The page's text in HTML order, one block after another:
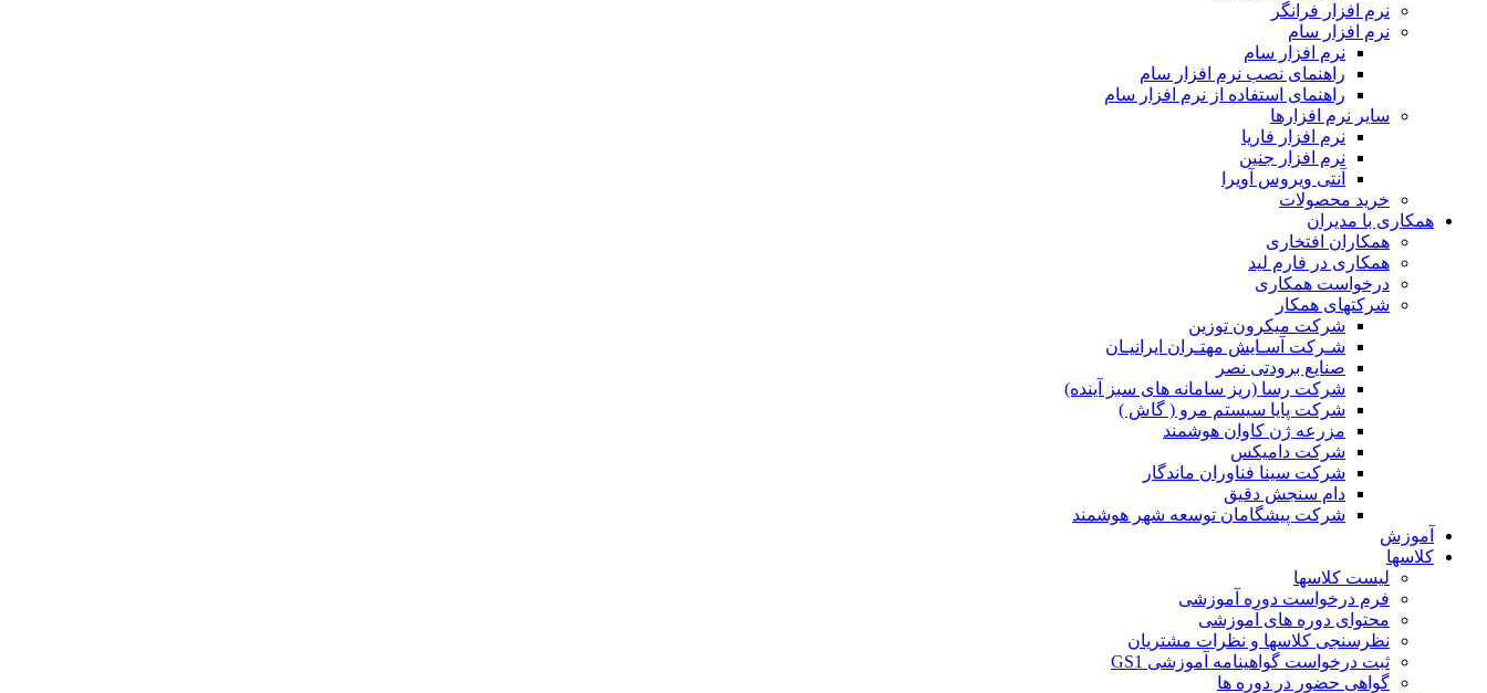
نرم افزار فرانگر
نرم افزار سام
نرم افزار سام
راهنمای نصب نرم افزار سام
راهنمای استفاده از نرم افزار سام
سایر نرم افزارها
نرم افزار فاریا
نرم افزار جنین
آنتی ویروس آویرا
خرید محصولات
همکاری با مدیران
همکاران افتخاری
همکاری در فارم لید
درخواست همکاری
شرکتهای همکار
شرکت میکرون توزین
شـرکت آسـایش مهتـران ایرانیـان
صنایع برودتی نصر
شرکت رسا (ریز سامانه های سبز آینده)
شرکت پایا سیستم مرو ( گاش )
مزرعه ژن کاوان هوشمند
شرکت دامیکس
شرکت سینا فناوران ماندگار
دام سنجش دقیق
شرکت پیشگامان توسعه شهر هوشمند
آموزش
کلاسها
لیست کلاسها
فرم درخواست دوره آموزشی
محتوای دوره های آموزشی
نظرسنجی کلاسها و نظرات مشتریان
ثبت درخواست گواهینامه آموزشی GS1
گواهی حضور در دوره ها